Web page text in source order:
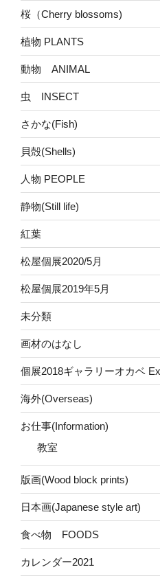
桜（Cherry blossoms)
植物 PLANTS
動物 ANIMAL
虫 INSECT
さかな(Fish)
貝殻(Shells)
人物 PEOPLE
静物(Still life)
紅葉
松屋個展2020/5月
松屋個展2019年5月
未分類
画材のはなし
個展2018ギャラリーオカベ
海外(Overseas)
お仕事(Information)
教室
版画(Wood block prints)
日本画(Japanese style art)
食べ物 FOODS
カレンダー2021